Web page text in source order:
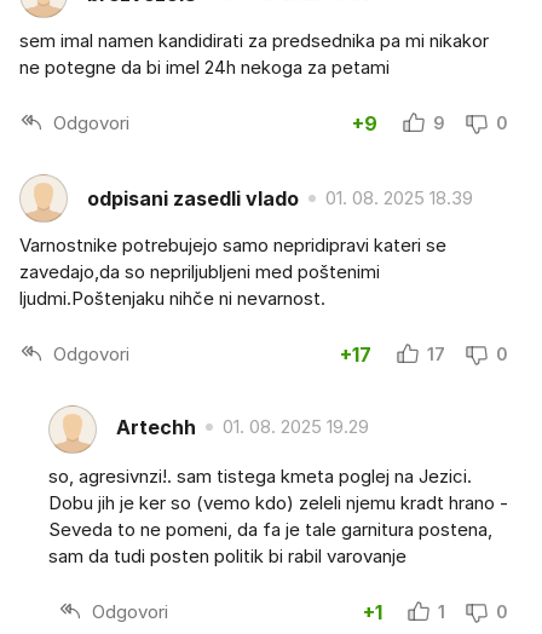
sem imal namen kandidirati za predsednika pa mi nikakor
ne potegne da bi imel 24h nekoga za petami
Odgovori +9 9 0
odpisani zasedli vlado 01. 08. 2025 18.39
Varnostnike potrebujejo samo nepridipravi kateri se
zavedajo,da so nepriljubljeni med poštenimi
ljudmi.Poštenjaku nihče ni nevarnost.
Odgovori +17 17 0
Artechh 01. 08. 2025 19.29
so, agresivnzi!. sam tistega kmeta poglej na Jezici.
Dobu jih je ker so (vemo kdo) zeleli njemu kradt hrano -
Seveda to ne pomeni, da fa je tale garnitura postena,
sam da tudi posten politik bi rabil varovanje
Odgovori +1 1 0